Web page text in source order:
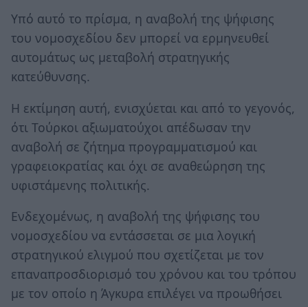
Υπό αυτό το πρίσμα, η αναβολή της ψήφισης
του νομοσχεδίου δεν μπορεί να ερμηνευθεί
αυτομάτως ως μεταβολή στρατηγικής
κατεύθυνσης.
Η εκτίμηση αυτή, ενισχύεται και από το γεγονός,
ότι Τούρκοι αξιωματούχοι απέδωσαν την
αναβολή σε ζήτημα προγραμματισμού και
γραφειοκρατίας και όχι σε αναθεώρηση της
υφιστάμενης πολιτικής.
Ενδεχομένως, η αναβολή της ψήφισης του
νομοσχεδίου να εντάσσεται σε μια λογική
στρατηγικού ελιγμού που σχετίζεται με τον
επαναπροσδιορισμό του χρόνου και του τρόπου
με τον οποίο η Άγκυρα επιλέγει να προωθήσει